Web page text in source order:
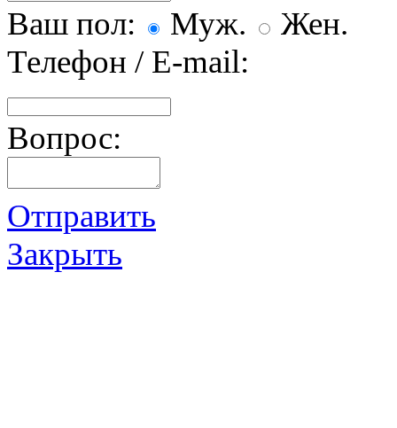
Ваш пол: Муж.
Жен.
Телефон / E-mail:
Вопрос:
Отправить
Закрыть